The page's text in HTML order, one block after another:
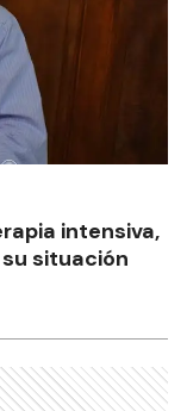
intensiva,
situación